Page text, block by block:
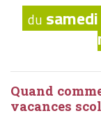
du
Quand
vacances